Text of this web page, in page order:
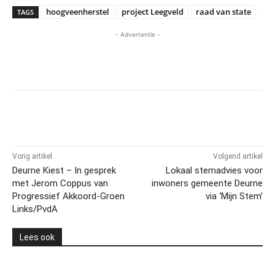
TAGS hoogveenherstel project Leegveld raad van state
- Advertentie -
Vorig artikel
Deurne Kiest – In gesprek
met Jerom Coppus van
Progressief Akkoord-Groen
Links/PvdA
Volgend artikel
Lokaal stemadvies voor
inwoners gemeente Deurne
via ‘Mijn Stem’
Lees ook